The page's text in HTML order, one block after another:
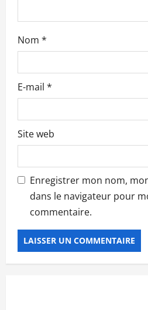
i
c
e
Nom *
E-mail *
Site web
Enregistrer mon nom,
dans le navigateur pour
commentaire.